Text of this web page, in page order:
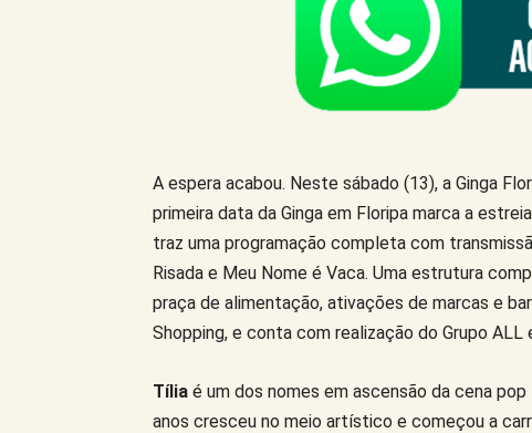
A espera acabou. Neste sábado (13), a Ginga
primeira data da Ginga em Floripa marca a
traz uma programação completa com
Risada e Meu Nome é Vaca. Uma estrutura
praça de alimentação, ativações de marcas e
Shopping, e conta com realização do Grupo ALL
Tília é um dos nomes em ascensão da cena
anos cresceu no meio artístico e começou a